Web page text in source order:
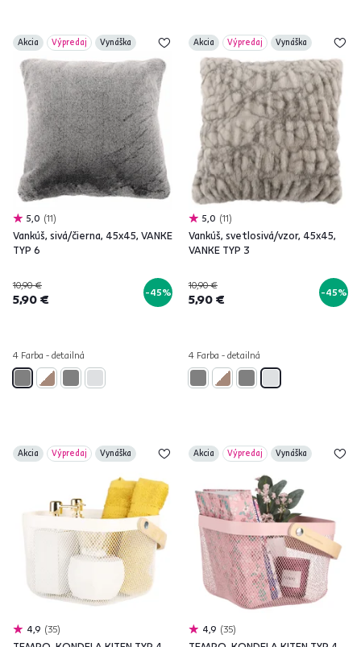
Akcia Výpredaj Vynáška
5,0 11
Vankúš, sivá/čierna, 45x45, VANKE
TYP 6
10,90 €
5,90 € -45%
4 Farba - detailná
Akcia Výpredaj Vynáška
5,0 11
Vankúš, svetlosivá/vzor, 45x45,
VANKE TYP 3
10,90 €
5,90 € -45%
4 Farba - detailná
Akcia Výpredaj Vynáška
4,9 35
Akcia Výpredaj Vynáška
4,9 35